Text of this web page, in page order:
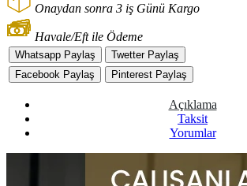
Onaydan sonra 3 iş Günü Kargo
Havale/Eft ile Ödeme
Whatsapp Paylaş
Twetter Paylaş
Facebook Paylaş
Pinterest Paylaş
Açıklama
Taksit
Yorumlar